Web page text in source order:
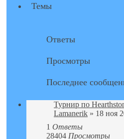
Темы
Ответы
Просмотры
Последнее
Турнир по
Lamanerik » 18 ноя
1 Ответы
28404 Просмотры